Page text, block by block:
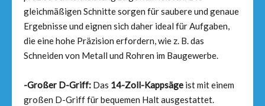
gleichmäßigen Schnitte sorgen für saubere und genaue
Ergebnisse und eignen sich daher ideal für Aufgaben,
die eine hohe Präzision erfordern, wie z. B. das
Schneiden von Metall und Rohren im Baugewerbe.
-Großer D-Griff: Das 14-Zoll-Kappsäge ist mit einem
großen D-Griff für bequemen Halt ausgestattet.